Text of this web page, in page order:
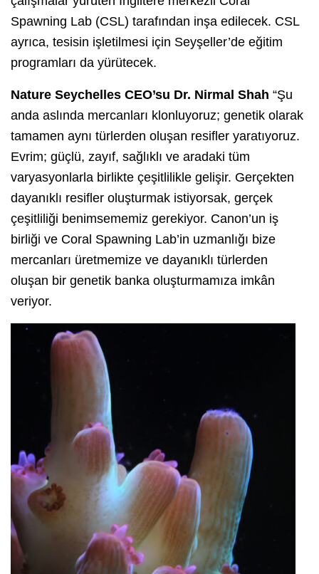
Spawning Lab (CSL) tarafından inşa edilecek. CSL
ayrıca, tesisin işletilmesi için Seyşeller’de eğitim
programları da yürütecek.
Nature Seychelles CEO’su Dr. Nirmal Shah “Şu
anda aslında mercanları klonluyoruz; genetik olarak
tamamen aynı türlerden oluşan resifler yaratıyoruz.
Evrim; güçlü, zayıf, sağlıklı ve aradaki tüm
varyasyonlarla birlikte çeşitlilikle gelişir. Gerçekten
dayanıklı resifler oluşturmak istiyorsak, gerçek
çeşitliliği benimsememiz gerekiyor. Canon’un iş
birliği ve Coral Spawning Lab’in uzmanlığı bize
mercanları üretmemize ve dayanıklı türlerden
oluşan bir genetik banka oluşturmamıza imkân
veriyor.